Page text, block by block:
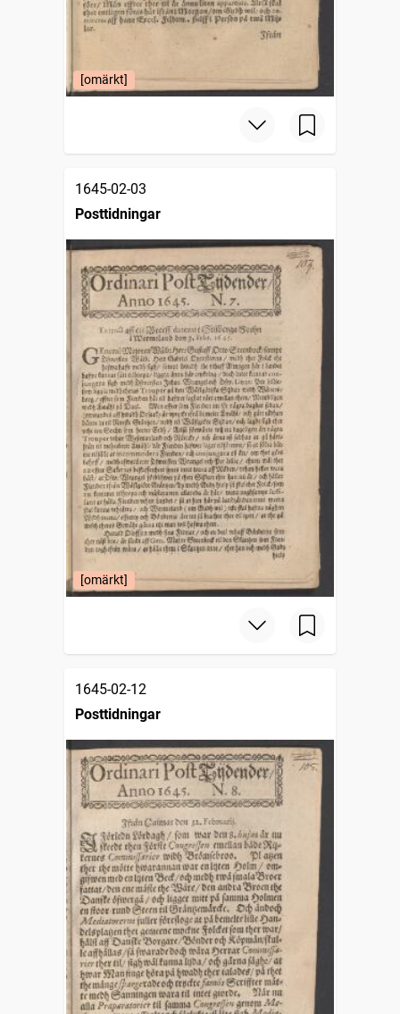
[omärkt]
1645-02-03
Posttidningar
[omärkt]
1645-02-12
Posttidningar